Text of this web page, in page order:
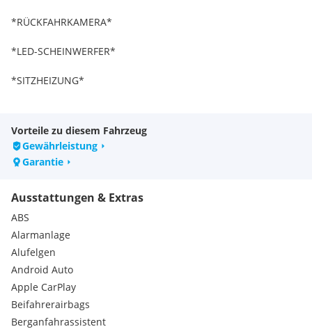
*RÜCKFAHRKAMERA*
*LED-SCHEINWERFER*
*SITZHEIZUNG*
*FREISPRECHEINRICHTUNG*
*CONNECT APP*
*FERNLICHTASSISTENT*
UVM.
Ansprechpartner: Hr. Moser
Familienunternehmen seit 1971!
Vorteile zu diesem Fahrzeug
Gewährleistung
Garantie
Ausstattungen & Extras
ABS
Alarmanlage
Alufelgen
Android Auto
Apple CarPlay
Beifahrerairbags
Berganfahrassistent